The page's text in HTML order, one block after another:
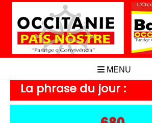
Aller
contenu
MENU
La phrase du jour :